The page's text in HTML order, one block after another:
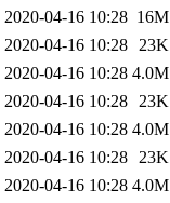
2020-04-16 10:28 16M
2020-04-16 10:28 23K
2020-04-16 10:28 4.0M
2020-04-16 10:28 23K
2020-04-16 10:28 4.0M
2020-04-16 10:28 23K
2020-04-16 10:28 4.0M